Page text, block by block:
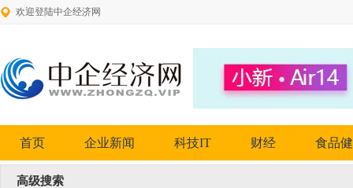
欢迎登陆中企经济网
首页 企业新闻 科技IT 财经 食品
高级搜索